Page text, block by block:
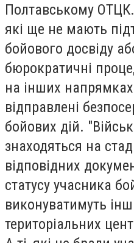
Полтавському ОТЦК.
які ще не мають
бойового досвіду
бюрократичні
на інших
відправлені
бойових дій.
знаходяться на
відповідних
статусу учасника
виконуватимуть
територіальних